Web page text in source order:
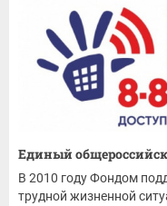
Единый
В 2010 году Фондом
трудной жизненной